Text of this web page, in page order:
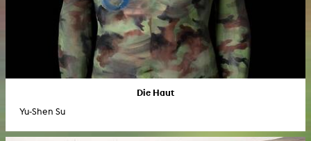
Die Haut
Yu-Shen Su